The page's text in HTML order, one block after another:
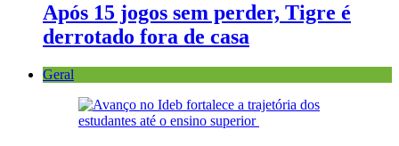
Após 15 jogos sem perder, Tigre é
derrotado fora de casa
Geral